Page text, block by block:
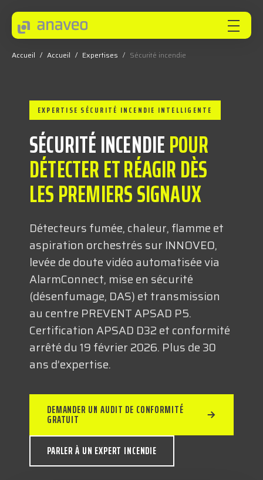
EXPERTISES
SECTEURS
INNOVEO
NOS INNOVATIONS
TECHNOLOGIQUES
RESSOURCES
NOUS CONTACTER
Accueil / Accueil / Expertises / Sécurité incendie
EXPERTISE SÉCURITÉ INCENDIE INTELLIGENTE
SÉCURITÉ INCENDIEPOUR
DÉTECTER ET RÉAGIR DÈS
LES PREMIERS SIGNAUX
Détecteurs fumée, chaleur, flamme et
aspiration orchestrés sur INNOVEO,
levée de doute vidéo automatisée via
AlarmConnect, mise en sécurité
(désenfumage, DAS) et transmission
au centre PREVENT APSAD P5.
Certification APSAD D32 et conformité
arrêté du 19 février 2026. Plus de 30
ans d’expertise.
DEMANDER UN AUDIT DE CONFORMITÉ
GRATUIT
PARLER À UN EXPERT INCENDIE